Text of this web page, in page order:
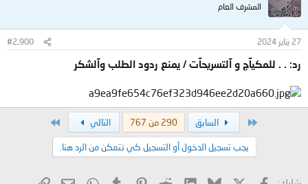
المشرف العام
27 يناير 2024 #2,900
رد: . . للمكيآج و آلتسريحآت / يمنع ردود الطلب وآلشكر
السابق 290 من 767 التالي
يجب تسجيل الدخول أو التسجيل كي تتمكن من الرد هنا.
فيسبوك Bluesky
LinkedIn
Reddit
Pinterest
Tumblr
WhatsApp
البريد